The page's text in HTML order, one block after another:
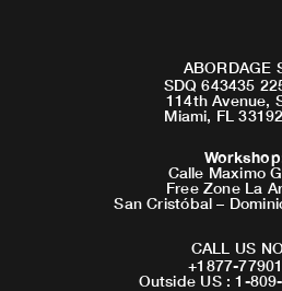
ABORDAGE
SDQ 643435
114th Avenue,
Miami, FL
Workshop
Calle Maximo
Free Zone La
San Cristóbal –
CALL US
+1877-
Outside US : 1-